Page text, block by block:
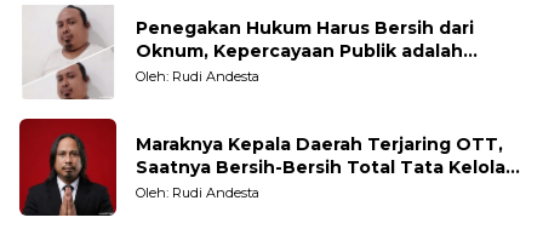
Penegakan Hukum Harus Bersih dari
Oknum, Kepercayaan Publik adalah
Taruhannya
Oleh: Rudi Andesta
Maraknya Kepala Daerah Terjaring OTT,
Saatnya Bersih-Bersih Total Tata Kelola
Pemerintahan
Oleh: Rudi Andesta